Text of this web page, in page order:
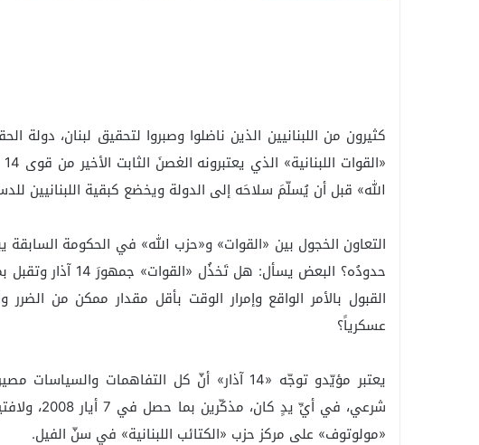
كثيرون من اللبنانيين الذين ناضلوا وصبروا لتحقيق لبنان، دولة
الله» قبل أن يُسلّمَ سلاحَه إلى الدولة ويخضع كبقية اللبنانيين
التعاون الخجول بين «القوات» و«حزب الله» في الحكومة السابقة
حدودُه؟ البعض يسأل:
القبول بالأمر الواقع وإمرار الوقت بأقل مقدار ممكن من
عسكرياً؟
يعتبر مؤيّدو توجّه «14 آذار» أنّ كل التفاهمات
شرعي، في أيِّ
«مولوتوف» على مركز حزب «الكتائب اللبنانية» في سنّ الفيل.